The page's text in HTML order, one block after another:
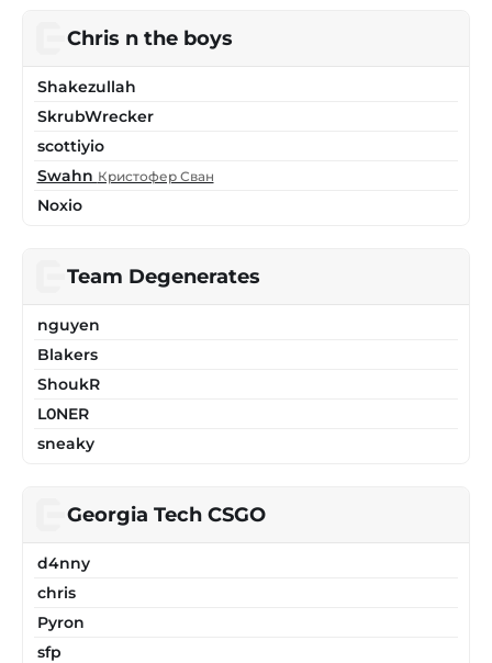
Chris n the boys
Shakezullah
SkrubWrecker
scottiyio
Swahn Кристофер Сван
Noxio
Team Degenerates
nguyen
Blakers
ShoukR
L0NER
sneaky
Georgia Tech CSGO
d4nny
chris
Pyron
sfp